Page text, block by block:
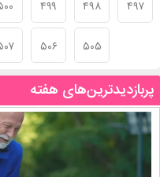
۴۹۷ ۴۹۸ ۴۹۹
۵۰۵ ۵۰۶
پربازدیدترین‌های هفته